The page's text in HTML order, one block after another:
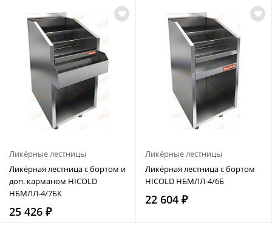
Ликёрные лестницы
Ликёрная лестница с бортом и
доп. карманом HICOLD
НБМЛЛ-4/7БК
25 426 ₽
Ликёрные лестницы
Ликёрная лестница с бортом
HICOLD НБМЛЛ-4/6Б
22 604 ₽